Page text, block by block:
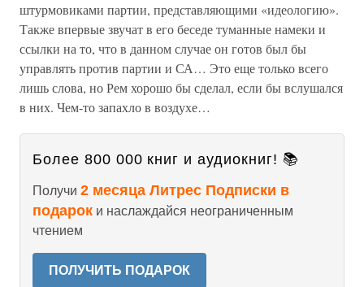
штурмовиками партии, представляющими «идеологию».
Также впервые звучат в его беседе туманные намеки и
ссылки на то, что в данном случае он готов был бы
управлять против партии и СА… Это еще только всего
лишь слова, но Рем хорошо бы сделал, если бы вслушался
в них. Чем-то запахло в воздухе…
Более 800 000 книг и аудиокниг! 📚
Получи 2 месяца Литрес Подписки в
подарок и наслаждайся неограниченным
чтением
ПОЛУЧИТЬ ПОДАРОК